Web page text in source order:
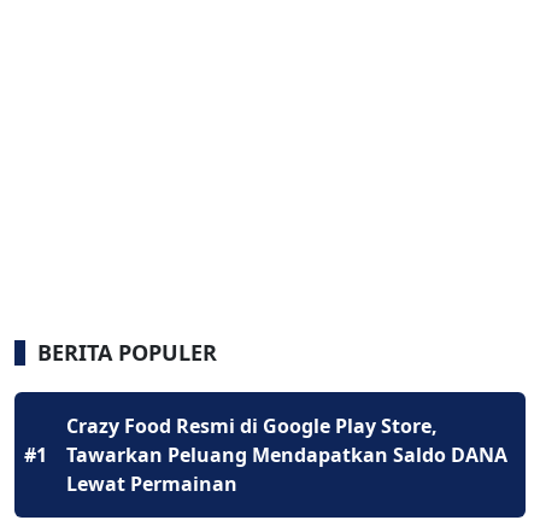
BERITA POPULER
#1
Crazy Food Resmi di Google Play Store,
Tawarkan Peluang Mendapatkan Saldo DANA
Lewat Permainan